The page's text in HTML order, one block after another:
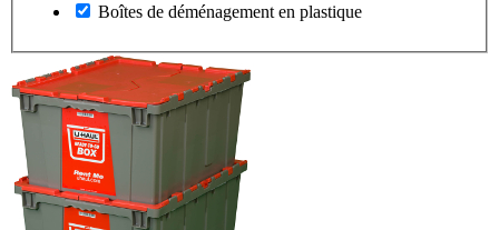
Boîtes de déménagement en plastique